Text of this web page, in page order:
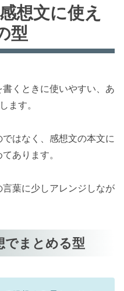
想文に使え
型
くときに使いやすい、あ
ます。
はなく、感想文の本文に
あります。
葉に少しアレンジしなが
まとめる型